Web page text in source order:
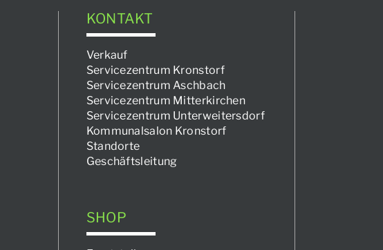
KONTAKT
Verkauf
Servicezentrum Kronstorf
Servicezentrum Aschbach
Servicezentrum Mitterkirchen
Servicezentrum Unterweitersdorf
Kommunalsalon Kronstorf
Standorte
Geschäftsleitung
SHOP